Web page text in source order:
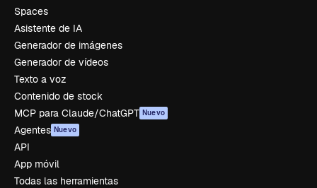
Spaces
Asistente de IA
Generador de imágenes
Generador de vídeos
Texto a voz
Contenido de stock
MCP para Claude/ChatGPT Nuevo
Agentes Nuevo
API
App móvil
Todas las herramientas